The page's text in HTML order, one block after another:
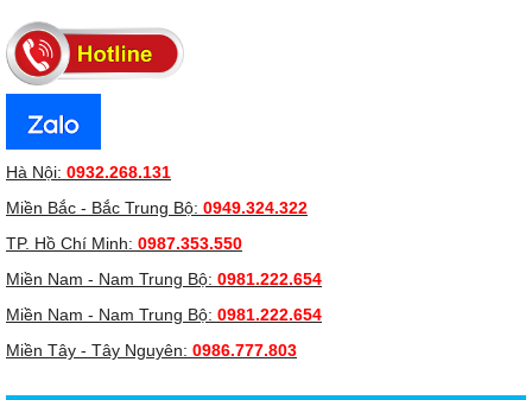
Hà Nội: 0932.268.131
Miền Bắc - Bắc Trung Bộ: 0949.324.322
TP. Hồ Chí Minh: 0987.353.550
Miền Nam - Nam Trung Bộ: 0981.222.654
Miền Nam - Nam Trung Bộ: 0981.222.654
Miền Tây - Tây Nguyên: 0986.777.803